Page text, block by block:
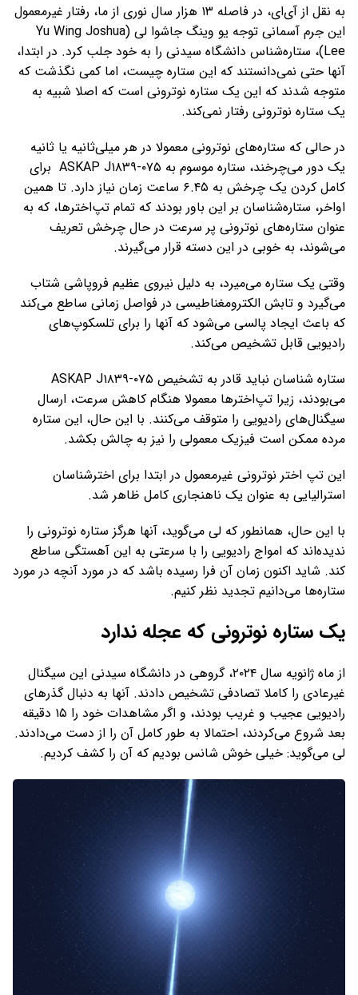
به نقل از آی‌ای، در فاصله ۱۳ هزار سال نوری از ما، رفتار غیرمعمول
این جرم آسمانی توجه یو وینگ جاشوا لی (Yu Wing Joshua
Lee)، ستاره‌شناس دانشگاه سیدنی را به خود جلب کرد. در ابتدا،
آنها حتی نمی‌دانستند که این ستاره چیست، اما کمی نگذشت که
متوجه شدند که این یک ستاره نوترونی است که اصلا شبیه به
یک ستاره نوترونی رفتار نمی‌کند.
در حالی که ستاره‌های نوترونی معمولا در هر میلی‌ثانیه یا ثانیه
یک دور می‌چرخند، ستاره موسوم به ASKAP J۱۸۳۹-۰۷۵ برای
کامل کردن یک چرخش به ۶.۴۵ ساعت زمان نیاز دارد. تا همین
اواخر، ستاره‌شناسان بر این باور بودند که تمام تپ‌اخترها، که به
عنوان ستاره‌های نوترونی پر سرعت در حال چرخش تعریف
می‌شوند، به خوبی در این دسته قرار می‌گیرند.
وقتی یک ستاره می‌میرد، به دلیل نیروی عظیم فروپاشی شتاب
می‌گیرد و تابش الکترومغناطیسی در فواصل زمانی ساطع می‌کند
که باعث ایجاد پالسی می‌شود که آنها را برای تلسکوپ‌های
رادیویی قابل تشخیص می‌کند.
ستاره شناسان نباید قادر به تشخیص ASKAP J۱۸۳۹-۰۷۵
می‌بودند، زیرا تپ‌اخترها معمولا هنگام کاهش سرعت، ارسال
سیگنال‌های رادیویی را متوقف می‌کنند. با این حال، این ستاره
مرده ممکن است فیزیک معمولی را نیز به چالش بکشد.
این تپ اختر نوترونی غیرمعمول در ابتدا برای اخترشناسان
استرالیایی به عنوان یک ناهنجاری کامل ظاهر شد.
با این حال، همانطور که لی می‌گوید، آنها هرگز ستاره نوترونی را
ندیده‌اند که امواج رادیویی را با سرعتی به این آهستگی ساطع
کند. شاید اکنون زمان آن فرا رسیده باشد که در مورد آنچه در مورد
ستاره‌ها می‌دانیم تجدید نظر کنیم.
یک ستاره نوترونی که عجله ندارد
از ماه ژانویه سال ۲۰۲۴، گروهی در دانشگاه سیدنی این سیگنال
غیرعادی را کاملا تصادفی تشخیص دادند. آنها به دنبال گذرهای
رادیویی عجیب و غریب بودند، و اگر مشاهدات خود را ۱۵ دقیقه
بعد شروع می‌کردند، احتمالا به طور کامل آن را از دست می‌دادند.
لی می‌گوید: خیلی خوش شانس بودیم که آن را کشف کردیم.